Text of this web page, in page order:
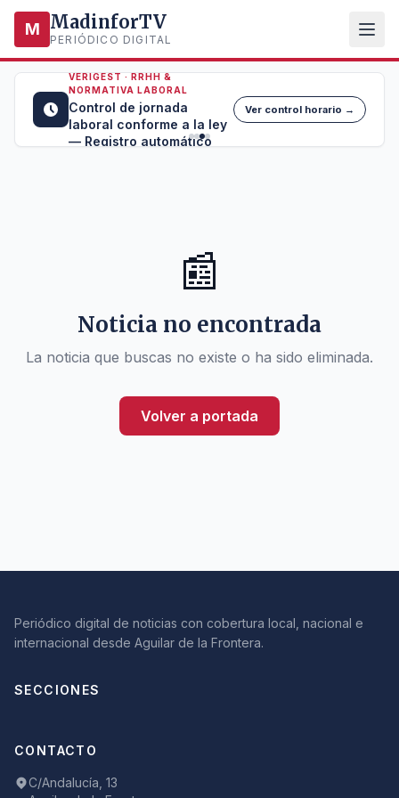
M MadinforTV
PERIÓDICO DIGITAL
VERIGEST · RRHH &
NORMATIVA LABORAL
Control de jornada
laboral conforme a la ley
— Registro automático
Ver control horario →
📰
Noticia no encontrada
La noticia que buscas no existe o ha sido eliminada.
Volver a portada
Periódico digital de noticias con cobertura local, nacional e
internacional desde Aguilar de la Frontera.
SECCIONES
CONTACTO
C/Andalucía, 13